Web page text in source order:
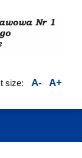
size: A- A+